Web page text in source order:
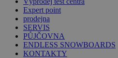
Expert point
prodejna
SERVIS
PŮJČOVNA
ENDLESS SNOWBOARDS
KONTAKTY